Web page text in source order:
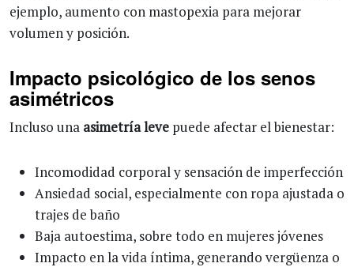
ejemplo, aumento con mastopexia para mejorar
volumen y posición.
Impacto psicológico de los senos
asimétricos
Incluso una asimetría leve puede afectar el bienestar:
Incomodidad corporal y sensación de imperfección
Ansiedad social, especialmente con ropa ajustada o
trajes de baño
Baja autoestima, sobre todo en mujeres jóvenes
Impacto en la vida íntima, generando vergüenza o